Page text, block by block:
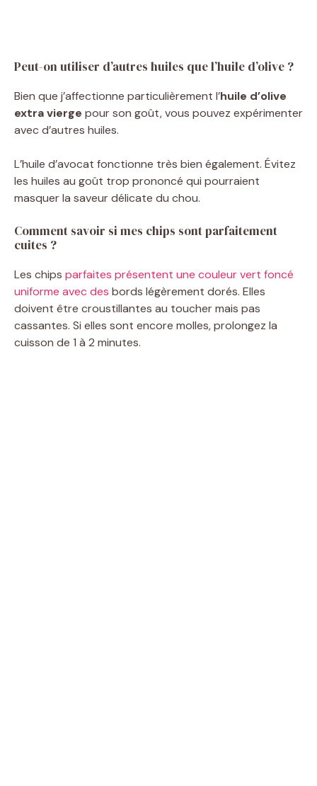
Peut-on utiliser d’autres huiles que l’huile d’olive ?
Bien que j’affectionne particulièrement l’huile d’olive
extra vierge pour son goût, vous pouvez expérimenter
avec d’autres huiles.
L’huile d’avocat fonctionne très bien également. Évitez
les huiles au goût trop prononcé qui pourraient
masquer la saveur délicate du chou.
Comment savoir si mes chips sont parfaitement
cuites ?
Les chips parfaites présentent une couleur vert foncé
uniforme avec des bords légèrement dorés. Elles
doivent être croustillantes au toucher mais pas
cassantes. Si elles sont encore molles, prolongez la
cuisson de 1 à 2 minutes.